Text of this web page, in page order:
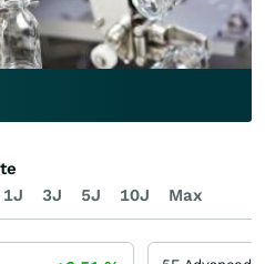
1J 3J 5J 10J Max